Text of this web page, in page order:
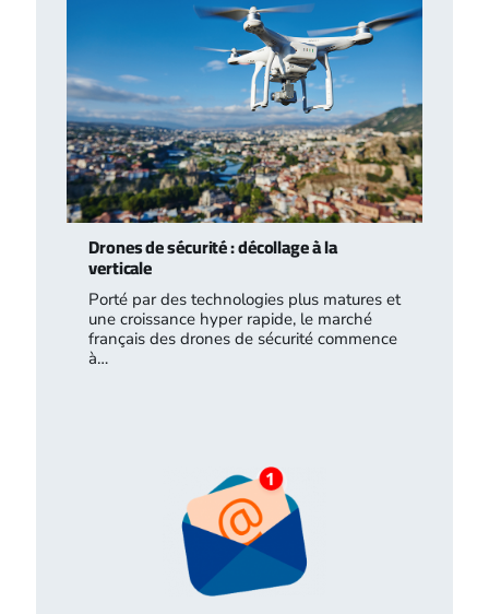
Drones de sécurité : décollage à la
verticale
Porté par des technologies plus matures et
une croissance hyper rapide, le marché
français des drones de sécurité commence
à…